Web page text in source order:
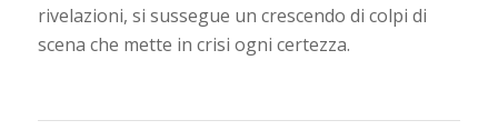
rivelazioni, si sussegue un crescendo di colpi di
scena che mette in crisi ogni certezza.